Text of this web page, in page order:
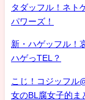
タダッフル！ネト
パワーズ！
新・ハゲッフル！
ハゲっTEL？
こじ！コジッフル
女のBL腐女子的ま